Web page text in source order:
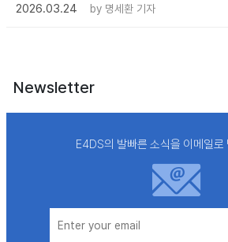
2026.03.24
by 명세환 기자
Newsletter
E4DS의 발빠른 소식을 이메일로